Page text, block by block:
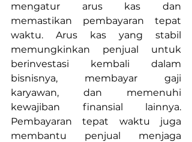
mengatur arus kas dan
memastikan pembayaran tepat
waktu. Arus kas yang stabil
memungkinkan penjual untuk
berinvestasi kembali dalam
bisnisnya, membayar gaji
karyawan, dan memenuhi
kewajiban finansial lainnya.
Pembayaran tepat waktu juga
membantu penjual menjaga